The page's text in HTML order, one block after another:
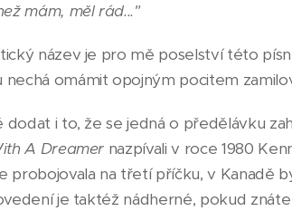
mám, měl rád..."
název je pro mě poselství této
omámit opojným pocitem
dodat i to, že se jedná o předělávku
A Dreamer nazpívali v roce 1980
probojovala na třetí příčku, v Kanadě
je taktéž nádherné, pokud